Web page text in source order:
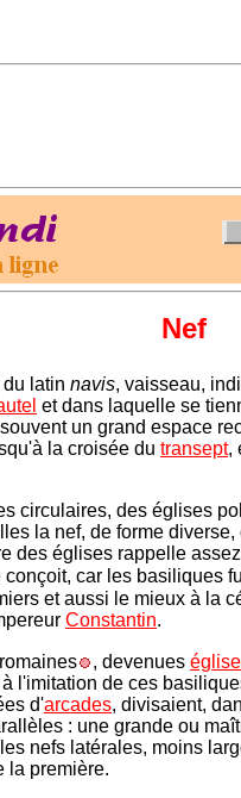
Nef
latin navis, vaisseau,
et dans laquelle se
un grand espace
la croisée du transept,
circulaires, des églises
la nef, de forme
des églises rappelle
conçoit, car les basiliques
et aussi le mieux à la
Constantin.
romaines , devenues
l'imitation de ces
d'arcades, divisaient,
: une grande ou
nefs latérales, moins
la première.